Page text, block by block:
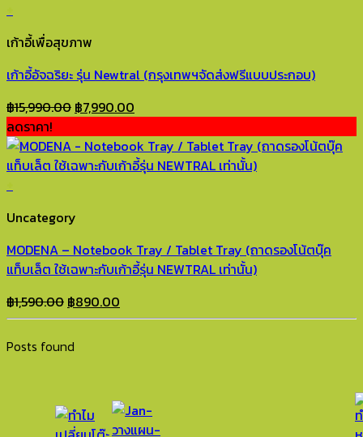
This
product
has
multiple
variants.
The
options
may
on
the
product
page
เก้าอี้เพื่อสุขภาพ
เก้าอี้อัจฉริยะ รุ่น Newtral (กรุงเทพฯจัดส่งฟรีแบบประกอบ)
฿15,990.00 Original
was:
฿15,990.00.
฿7,990.00
is:
฿7,990.00.
ลดราคา!
Uncategory
MODENA – Notebook Tray / Tablet Tray (ถาดรองโน้ตบุ๊ค
แท็บเล็ต ใช้เฉพาะกับเก้าอี้รุ่น NEWTRAL เท่านั้น)
฿1,590.00 Original
price
was:
฿890.00
price
Posts found